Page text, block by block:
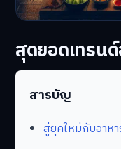
สุดยอดเทรน
สารบัญ
สู่ยุคใหม่กับอาหา